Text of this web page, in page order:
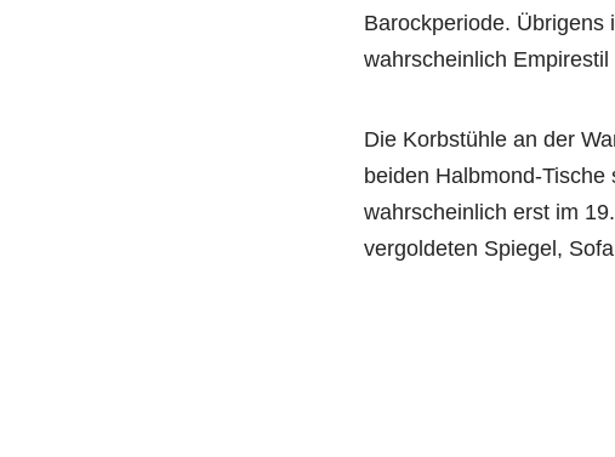
Barockperiode. Übrigens
wahrscheinlich
Die Korbstühle an der
beiden Halbmond-
wahrscheinlich erst im
vergoldeten Spiegel,